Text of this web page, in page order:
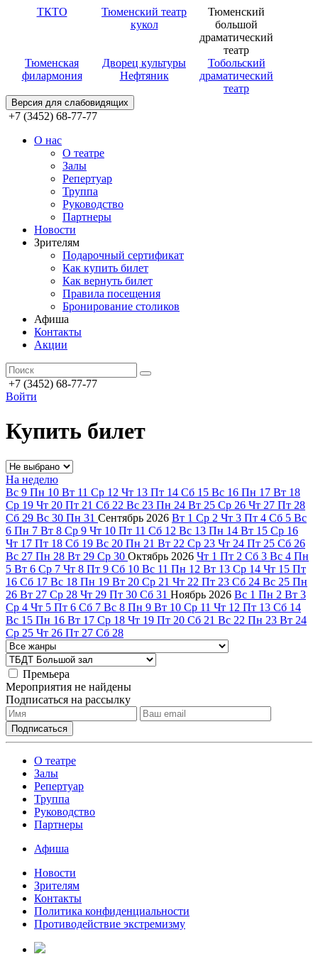
ТКТО
Тюменский театр
кукол
Тюменский
большой
драматический
театр
Тюменская
филармония
Дворец культуры
Нефтяник
Тобольский
драматический
театр
Версия для слабовидящих
+7 (3452) 68-77-77
О нас
О театре
Залы
Репертуар
Труппа
Руководство
Партнеры
Новости
Зрителям
Подарочный сертификат
Как купить билет
Как вернуть билет
Правила посещения
Бронирование столиков
Афиша
Контакты
Акции
+7 (3452) 68-77-77
Войти
Купить билет
На неделю
Вс 9 Пн 10 Вт 11 Ср 12 Чт 13 Пт 14 Сб 15 Вс 16 Пн 17 Вт 18
Ср 19 Чт 20 Пт 21 Сб 22 Вс 23 Пн 24 Вт 25 Ср 26 Чт 27 Пт 28
Сб 29 Вс 30 Пн 31 Сентябрь 2026 Вт 1 Ср 2 Чт 3 Пт 4 Сб 5 Вс
6 Пн 7 Вт 8 Ср 9 Чт 10 Пт 11 Сб 12 Вс 13 Пн 14 Вт 15 Ср 16
Чт 17 Пт 18 Сб 19 Вс 20 Пн 21 Вт 22 Ср 23 Чт 24 Пт 25 Сб 26
Вс 27 Пн 28 Вт 29 Ср 30 Октябрь 2026 Чт 1 Пт 2 Сб 3 Вс 4 Пн
5 Вт 6 Ср 7 Чт 8 Пт 9 Сб 10 Вс 11 Пн 12 Вт 13 Ср 14 Чт 15 Пт
16 Сб 17 Вс 18 Пн 19 Вт 20 Ср 21 Чт 22 Пт 23 Сб 24 Вс 25 Пн
26 Вт 27 Ср 28 Чт 29 Пт 30 Сб 31 Ноябрь 2026 Вс 1 Пн 2 Вт 3
Ср 4 Чт 5 Пт 6 Сб 7 Вс 8 Пн 9 Вт 10 Ср 11 Чт 12 Пт 13 Сб 14
Вс 15 Пн 16 Вт 17 Ср 18 Чт 19 Пт 20 Сб 21 Вс 22 Пн 23 Вт 24
Ср 25 Чт 26 Пт 27 Сб 28
Премьера
Мероприятия не найдены
Подписаться на рассылку
О театре
Залы
Репертуар
Труппа
Руководство
Партнеры
Афиша
Новости
Зрителям
Контакты
Политика конфиденциальности
Противодействие экстремизму